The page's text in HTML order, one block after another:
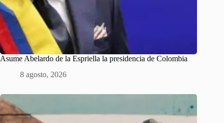
Asume Abelardo de la Espriella la presidencia de Colombia
8 agosto, 2026